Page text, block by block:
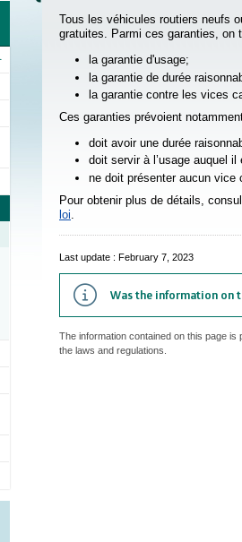
Tous les véhicules routiers neufs
gratuites. Parmi ces garanties, on
la garantie d'usage;
la garantie de durée
la garantie contre les vices
Ces garanties prévoient
doit avoir une durée
doit servir à l’usage auquel il
ne doit présenter aucun vice
Pour obtenir plus de détails,
loi
Last update : February 7, 2023
Was the information on
The information contained on this page
the laws and regulations.